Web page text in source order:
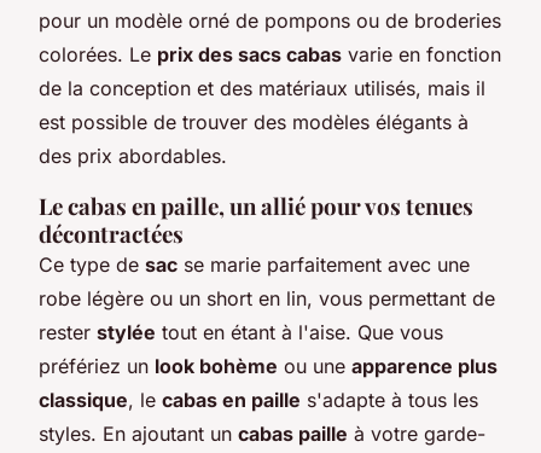
pour un modèle orné de pompons ou de broderies
colorées. Le prix des sacs cabas varie en fonction
de la conception et des matériaux utilisés, mais il
est possible de trouver des modèles élégants à
des prix abordables.
Le cabas en paille, un allié pour vos tenues
décontractées
Ce type de sac se marie parfaitement avec une
robe légère ou un short en lin, vous permettant de
rester stylée tout en étant à l'aise. Que vous
préfériez un look bohème ou une apparence plus
classique, le cabas en paille s'adapte à tous les
styles. En ajoutant un cabas paille à votre garde-